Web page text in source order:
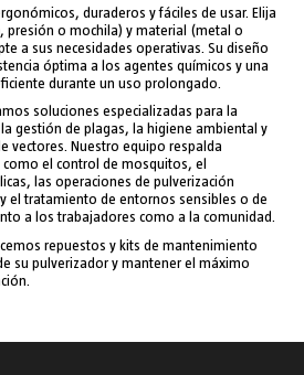
duraderos y fáciles de usar. Elija
o mochila) y material (metal o
a sus necesidades operativas. Su diseño
óptima a los agentes químicos y una
durante un uso prolongado.
soluciones especializadas para la
gestión de plagas, la higiene ambiental y
vectores. Nuestro equipo respalda
el control de mosquitos, el
las operaciones de pulverización
el tratamiento de entornos sensibles o de
a los trabajadores como a la comunidad.
repuestos y kits de mantenimiento
su pulverizador y mantener el máximo